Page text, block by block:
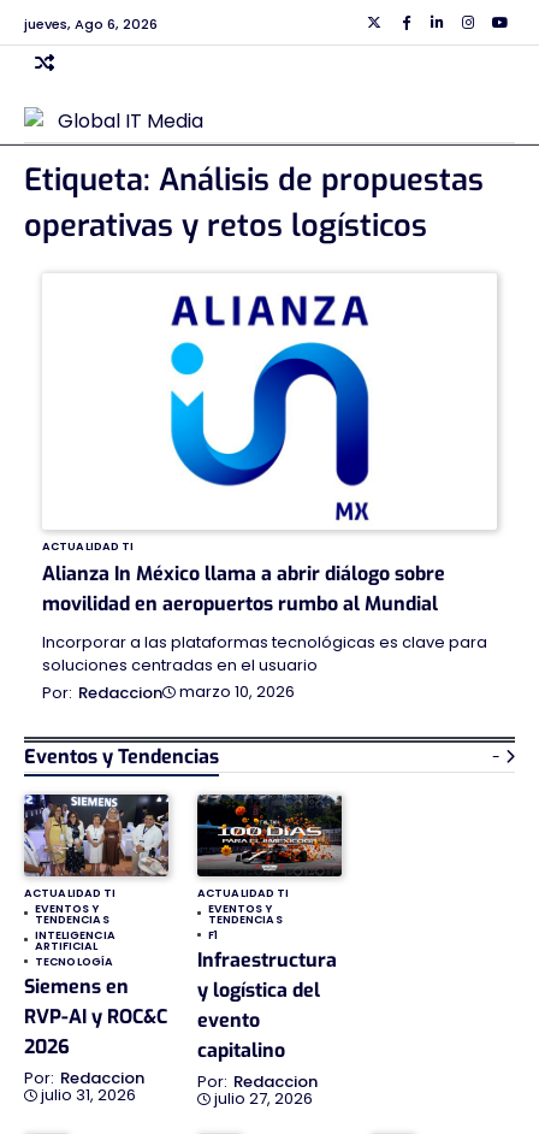
Skip
to
content
jueves, Ago 6, 2026 TwiiterFacebook
Linkedin
Etiqueta: Análisis de propuestas
operativas y retos logísticos
ACTUALIDAD TI
Alianza In México llama a abrir diálogo sobre
movilidad en aeropuertos rumbo al Mundial
Incorporar a las plataformas tecnológicas es clave para
soluciones centradas en el usuario
Redaccion
marzo 10, 2026
Eventos y Tendencias -
ACTUALIDAD TI
EVENTOS Y
TENDENCIAS
INTELIGENCIA
ARTIFICIAL
TECNOLOGÍA
Siemens en
RVP-AI y ROC&C
2026
Redaccion
julio 31, 2026
ACTUALIDAD TI
EVENTOS Y
TENDENCIAS
F1
Infraestructura
y logística del
evento
capitalino
Redaccion
julio 27, 2026